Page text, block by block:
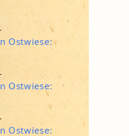
Ostwiese:
Ostwiese:
Ostwiese: